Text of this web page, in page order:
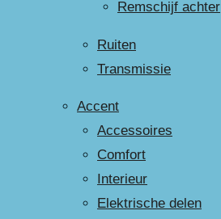
Remschijf achter
Ruiten
Transmissie
Accent
Accessoires
Comfort
Interieur
Elektrische delen